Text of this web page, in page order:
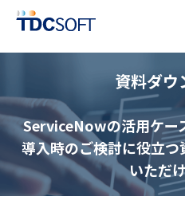
資料ダウ
ServiceNowの活用ケー
導入時のご検討に役立
いただ